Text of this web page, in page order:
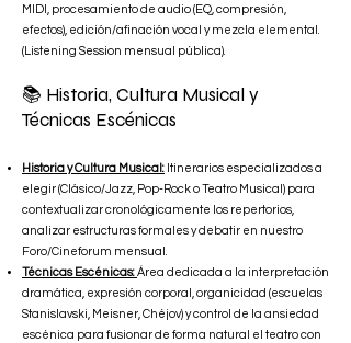
MIDI, procesamiento de audio (EQ, compresión,
efectos), edición/afinación vocal y mezcla elemental.
(Listening Session mensual pública).
📚 Historia, Cultura Musical y
Técnicas Escénicas
Historia y Cultura Musical: Itinerarios especializados a
elegir (Clásico/Jazz, Pop-Rock o Teatro Musical) para
contextualizar cronológicamente los repertorios,
analizar estructuras formales y debatir en nuestro
Foro/Cineforum mensual.
Técnicas Escénicas:Área dedicada a la interpretación
dramática, expresión corporal, organicidad (escuelas
Stanislavski, Meisner, Chéjov) y control de la ansiedad
escénica para fusionar de forma natural el teatro con